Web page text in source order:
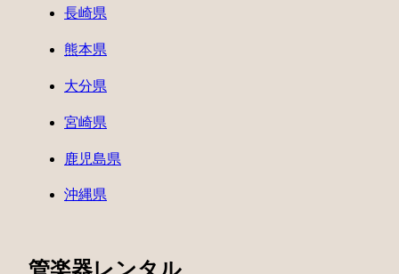
長崎県
熊本県
大分県
宮崎県
鹿児島県
沖縄県